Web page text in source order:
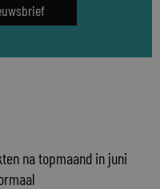
na topmaand in juni